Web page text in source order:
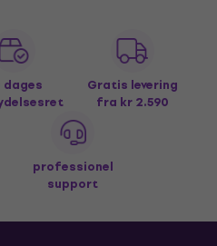
dages
Gratis levering
fra kr 2.590
professionel
support